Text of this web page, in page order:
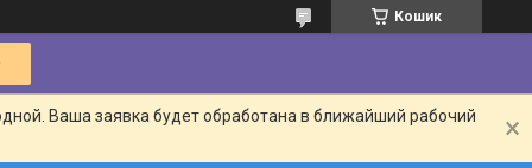
Кошик
Ваша заявка будет обработана в ближайший рабочий